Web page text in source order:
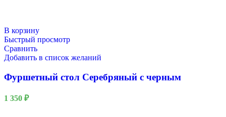
В корзину
Быстрый просмотр
Сравнить
Добавить в список желаний
Фуршетный стол Серебряный с черным
1 350 ₽